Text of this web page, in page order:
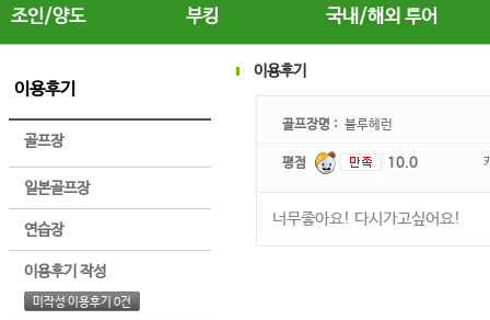
조인/양도 부킹 국내/해외 투어
이용후기
골프장
일본골프장
연습장
이용후기 작성
미작성 이용후기 0건
이용후기
골프장명 : 블루헤런
평점 10.0
너무좋아요! 다시가고싶어요!